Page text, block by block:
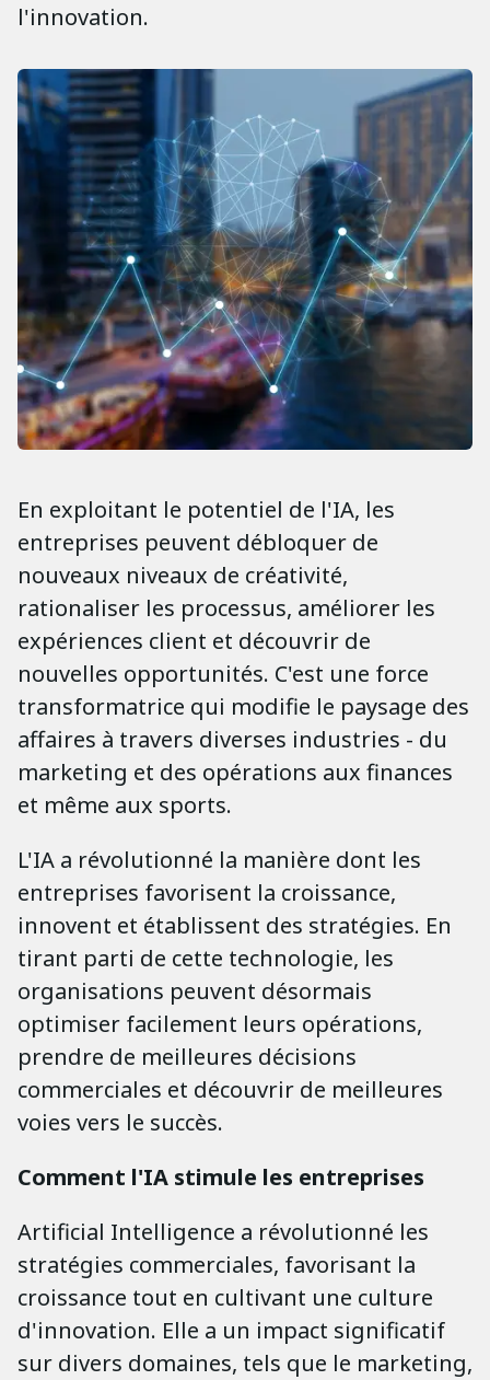
l'innovation.
En exploitant le potentiel de l'IA, les
entreprises peuvent débloquer de
nouveaux niveaux de créativité,
rationaliser les processus, améliorer les
expériences client et découvrir de
nouvelles opportunités. C'est une force
transformatrice qui modifie le paysage des
affaires à travers diverses industries - du
marketing et des opérations aux finances
et même aux sports.
L'IA a révolutionné la manière dont les
entreprises favorisent la croissance,
innovent et établissent des stratégies. En
tirant parti de cette technologie, les
organisations peuvent désormais
optimiser facilement leurs opérations,
prendre de meilleures décisions
commerciales et découvrir de meilleures
voies vers le succès.
Comment l'IA stimule les entreprises
Artificial Intelligence a révolutionné les
stratégies commerciales, favorisant la
croissance tout en cultivant une culture
d'innovation. Elle a un impact significatif
sur divers domaines, tels que le marketing,